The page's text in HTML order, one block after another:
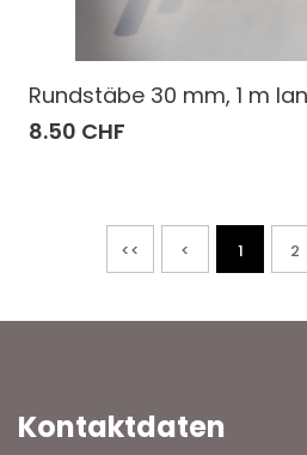
Rundstäbe 30 mm, 1 m
8.50 CHF
<< < 1 2
Kontaktdaten